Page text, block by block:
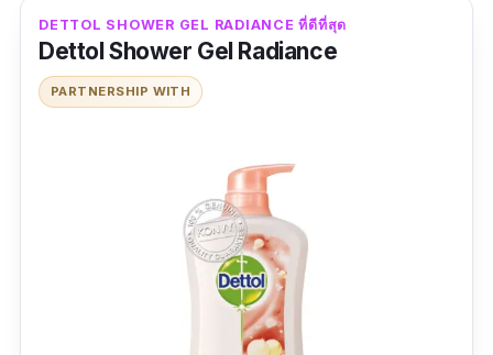
กลิ่นหอม ทำความสะอาดได้ดี
มีสารสกัดจากะรรมชาติ
ข้อเสีย
DETTOL SHOWER GEL RADIANCE ที่ดีที่สุด
Dettol Shower Gel Radiance
PARTNERSHIP WITH